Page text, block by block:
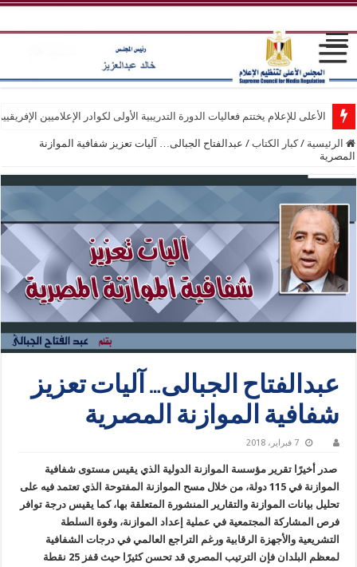
الأعلى للإعلام يختتم فعاليات الدورة التدريبية الأولى لكوادر الإعلاميين
الرئيسية / كبار الكتاب / عبدالفتاح الجبالى… آليات تعزيز شفافية الموازنة
المصرية
عبدالفتاح الجبالى… آليات تعزيز
شفافية الموازنة المصرية
7 فبراير، 2018
صدر أخيرًا تقرير مؤسسة الموازنة الدولية الذي يقيس مستوى شفافية
الموازنة في 115 دولة، من خلال مسح الموازنة المفتوحة الذي تعتمد فيه على
تحليل بيانات الموازنة والتقارير المنشورة المتعلقة بها، كما يقيس درجة توافر
فرص المشاركة المجتمعية في عملية إعداد الموازنة، وقوة السلطة
التشريعية والأجهزة الرقابية ورغم التراجع العالمي في درجات الشفافية
لمعظم البلدان فإن الترتيب المصري قد تحسن كثيرًا حيث قفز 25 نقطة